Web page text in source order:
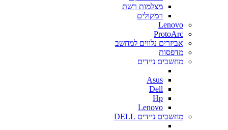
מצלמות רשת
רמקולים
Lenovo
ProtoArc
אביזרים נלווים למחשב
מדפסות
מחשבים ניידים
Asus
Dell
Hp
Lenovo
מחשבים ניידים DELL